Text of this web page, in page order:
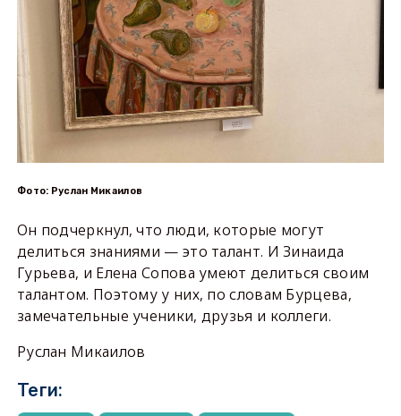
Фото: Руслан Микаилов
Он подчеркнул, что люди, которые могут
делиться знаниями — это талант. И Зинаида
Гурьева, и Елена Сопова умеют делиться своим
талантом. Поэтому у них, по словам Бурцева,
замечательные ученики, друзья и коллеги.
Руслан Микаилов
Теги: